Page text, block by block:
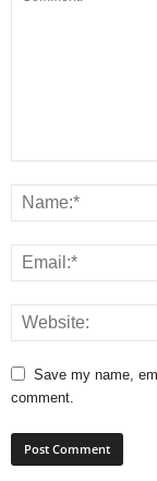
Save my name,
comment.